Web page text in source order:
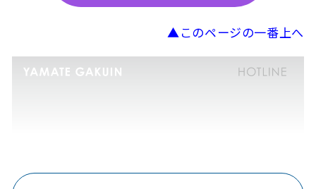
▲このページの一番上へ